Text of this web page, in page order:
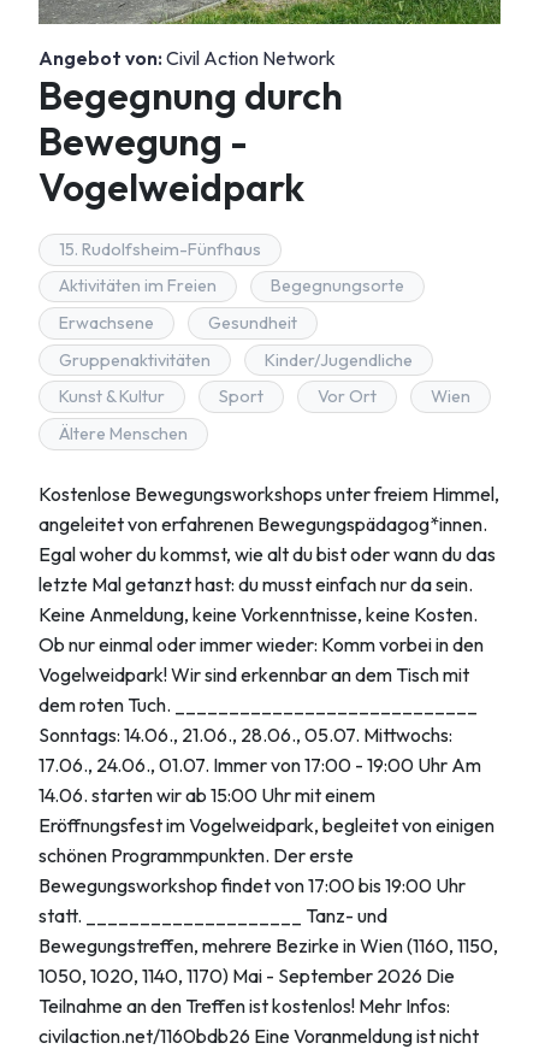
Angebot von: Civil Action Network
Begegnung durch
Bewegung -
Vogelweidpark
15. Rudolfsheim-Fünfhaus
Aktivitäten im Freien
Begegnungsorte
Erwachsene
Gesundheit
Gruppenaktivitäten
Kinder/Jugendliche
Kunst & Kultur
Sport Vor Ort
Wien
Ältere Menschen
Kostenlose Bewegungsworkshops unter freiem Himmel,
angeleitet von erfahrenen Bewegungspädagog*innen.
Egal woher du kommst, wie alt du bist oder wann du das
letzte Mal getanzt hast: du musst einfach nur da sein.
Keine Anmeldung, keine Vorkenntnisse, keine Kosten.
Ob nur einmal oder immer wieder: Komm vorbei in den
Vogelweidpark! Wir sind erkennbar an dem Tisch mit
dem roten Tuch. ____________________________
Sonntags: 14.06., 21.06., 28.06., 05.07. Mittwochs:
17.06., 24.06., 01.07. Immer von 17:00 - 19:00 Uhr Am
14.06. starten wir ab 15:00 Uhr mit einem
Eröffnungsfest im Vogelweidpark, begleitet von einigen
schönen Programmpunkten. Der erste
Bewegungsworkshop findet von 17:00 bis 19:00 Uhr
statt. ____________________ Tanz- und
Bewegungstreffen, mehrere Bezirke in Wien (1160, 1150,
1050, 1020, 1140, 1170) Mai - September 2026 Die
Teilnahme an den Treffen ist kostenlos! Mehr Infos:
civilaction.net/1160bdb26 Eine Voranmeldung ist nicht